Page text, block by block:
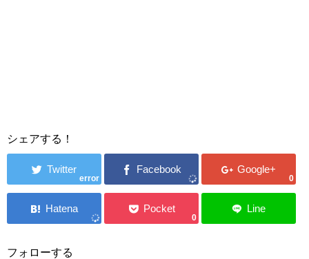
シェアする！
error 0
0
フォローする